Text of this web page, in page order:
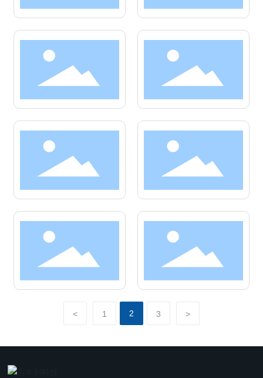
< 1 2 3 >